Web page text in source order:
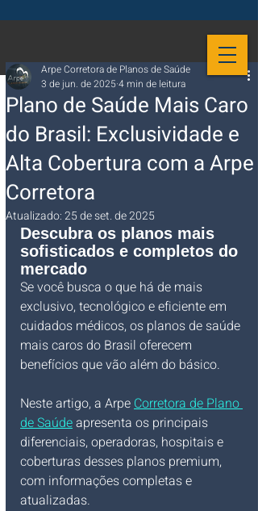
Plano de Saúde Mais Caro
do Brasil: Exclusividade e
Alta Cobertura com a Arpe
Corretora
Arpe Corretora de Planos de Saúde
3 de jun. de 2025 4 min de leitura
Atualizado:25 de set. de 2025
Descubra os planos mais
sofisticados e completos do
mercado
Se você busca o que há de mais
exclusivo, tecnológico e eficiente em
cuidados médicos, os planos de saúde
mais caros do Brasil oferecem
benefícios que vão além do básico.
Neste artigo, a Arpe Corretora de Plano
de Saúde apresenta os principais
diferenciais, operadoras, hospitais e
coberturas desses planos premium,
com informações completas e
atualizadas.